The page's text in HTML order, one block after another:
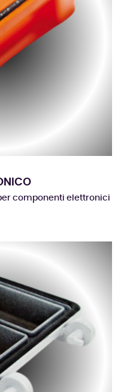
componenti elettronici